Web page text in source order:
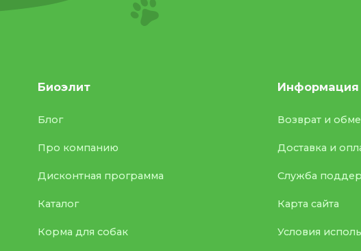
Биоэлит
Блог
Про компанию
Дисконтная программа
Каталог
Корма для собак
Информация
Возврат и
Доставка и
Служба
Карта сайта
Условия